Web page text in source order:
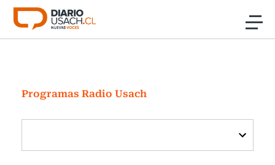
Click acá para ir directamente al contenido
Investigación
Cultura
Programas Radio y TV Usach
Programas Radio Usach